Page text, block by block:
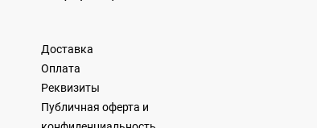
Доставка
Оплата
Реквизиты
Публичная оферта и